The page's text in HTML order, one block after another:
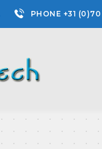
PHONE +31